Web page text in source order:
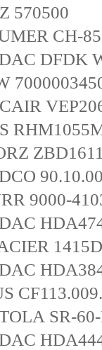
570500
CH-
DFDK
9000-
SR-